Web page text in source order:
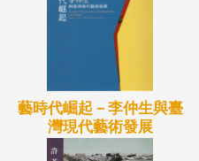
藝時代崛起－李仲生與臺
灣現代藝術發展